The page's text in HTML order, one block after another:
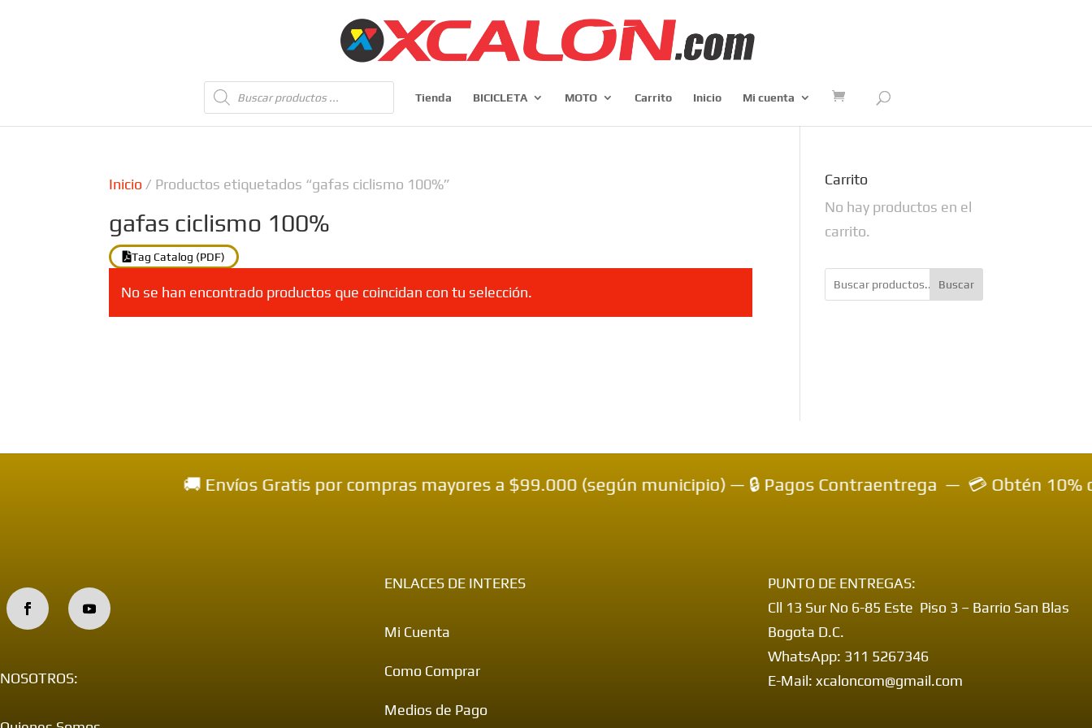
Búsqueda
de
productos
Tienda BICICLETA MOTO Carrito Inicio Mi cuenta
Inicio / Productos etiquetados “gafas ciclismo 100%”
gafas ciclismo 100%
Tag Catalog (PDF)
No se han encontrado productos que coincidan con tu selección.
Carrito
No hay productos en el
carrito.
Buscar
🚚 Envíos Gratis por compras mayores a $99.000 (según municipio) — 🔒 Pagos Contraentrega — 💳 Obtén 10%
NOSOTROS:
ENLACES DE INTERES
Mi Cuenta
Como Comprar
Medios de Pago
PUNTO DE ENTREGAS:
Cll 13 Sur No 6-85 Este Piso 3 – Barrio San Blas
Bogota D.C.
WhatsApp: 311 5267346
E-Mail: xcaloncom@gmail.com